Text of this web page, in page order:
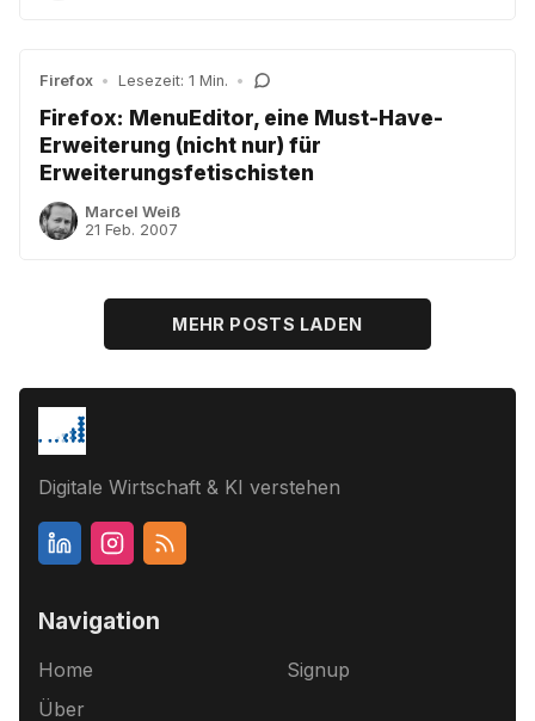
Firefox • Lesezeit: 1 Min. •
Firefox: MenuEditor, eine Must-Have-
Erweiterung (nicht nur) für
Erweiterungsfetischisten
Marcel Weiß
21 Feb. 2007
MEHR POSTS LADEN
Digitale Wirtschaft & KI verstehen
Navigation
Home
Über
Signup